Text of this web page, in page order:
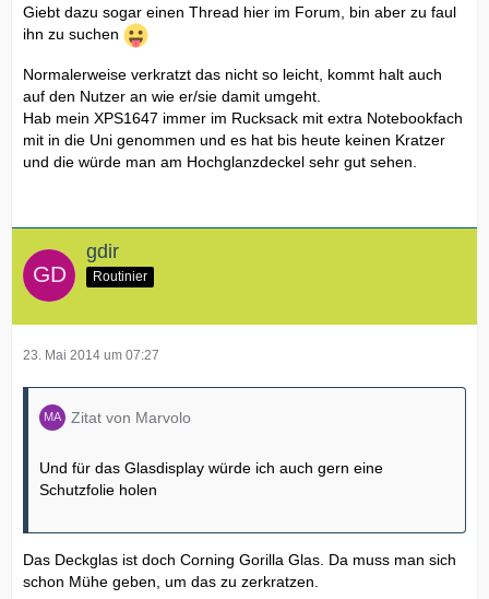
Giebt dazu sogar einen Thread hier im Forum, bin aber zu faul
ihn zu suchen
Normalerweise verkratzt das nicht so leicht, kommt halt auch
auf den Nutzer an wie er/sie damit umgeht.
Hab mein XPS1647 immer im Rucksack mit extra Notebookfach
mit in die Uni genommen und es hat bis heute keinen Kratzer
und die würde man am Hochglanzdeckel sehr gut sehen.
gdir
Routinier
23. Mai 2014 um 07:27
Zitat von Marvolo
Und für das Glasdisplay würde ich auch gern eine
Schutzfolie holen
Das Deckglas ist doch Corning Gorilla Glas. Da muss man sich
schon Mühe geben, um das zu zerkratzen.